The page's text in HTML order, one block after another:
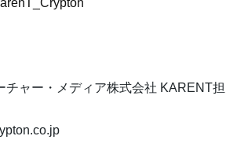
チャー・メディア株式会社 KARENT担